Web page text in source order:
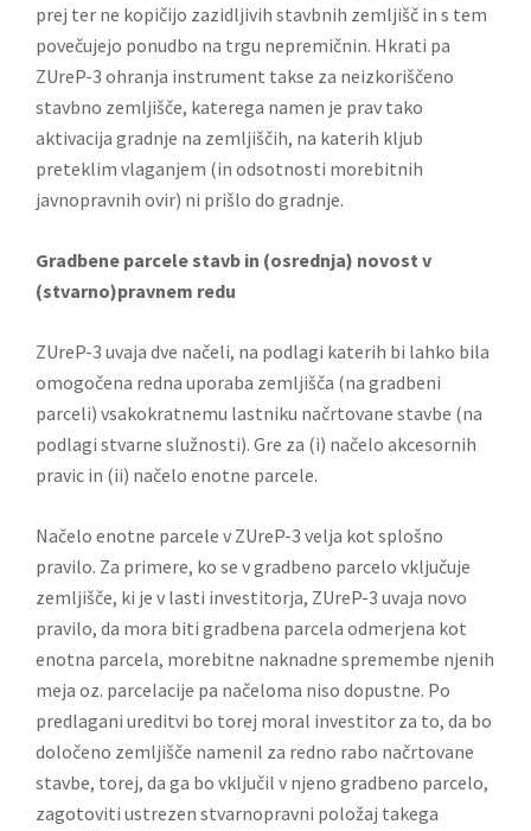
prej ter ne kopičijo zazidljivih stavbnih zemljišč in s tem
povečujejo ponudbo na trgu nepremičnin. Hkrati pa
ZUreP-3 ohranja instrument takse za neizkoriščeno
stavbno zemljišče, katerega namen je prav tako
aktivacija gradnje na zemljiščih, na katerih kljub
preteklim vlaganjem (in odsotnosti morebitnih
javnopravnih ovir) ni prišlo do gradnje.
Gradbene parcele stavb in (osrednja) novost v
(stvarno)pravnem redu
ZUreP-3 uvaja dve načeli, na podlagi katerih bi lahko bila
omogočena redna uporaba zemljišča (na gradbeni
parceli) vsakokratnemu lastniku načrtovane stavbe (na
podlagi stvarne služnosti). Gre za (i) načelo akcesornih
pravic in (ii) načelo enotne parcele.
Načelo enotne parcele v ZUreP-3 velja kot splošno
pravilo. Za primere, ko se v gradbeno parcelo vključuje
zemljišče, ki je v lasti investitorja, ZUreP-3 uvaja novo
pravilo, da mora biti gradbena parcela odmerjena kot
enotna parcela, morebitne naknadne spremembe njenih
meja oz. parcelacije pa načeloma niso dopustne. Po
predlagani ureditvi bo torej moral investitor za to, da bo
določeno zemljišče namenil za redno rabo načrtovane
stavbe, torej, da ga bo vključil v njeno gradbeno parcelo,
zagotoviti ustrezen stvarnopravni položaj takega